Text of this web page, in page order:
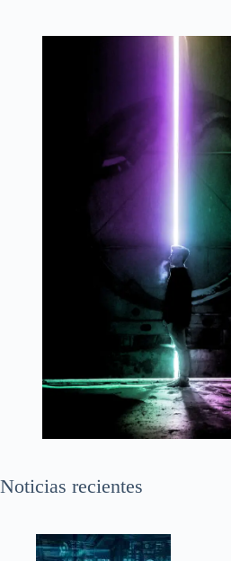
Noticias recientes